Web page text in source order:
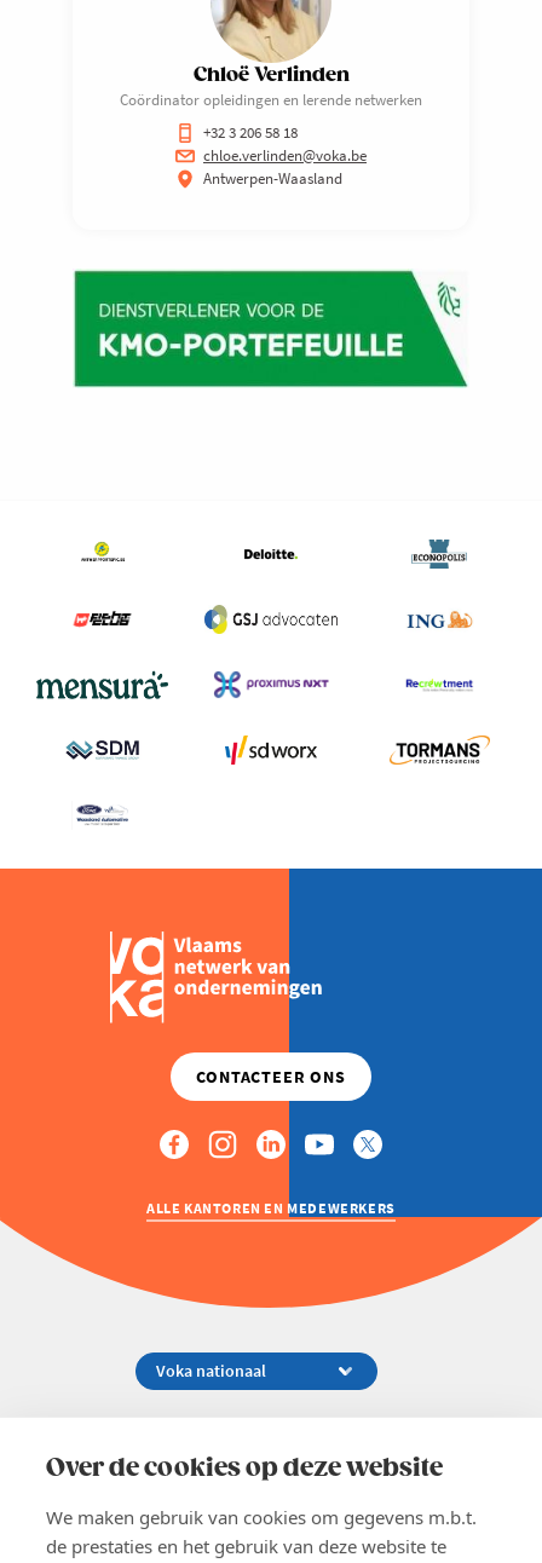
Over de cookies op deze website
We maken gebruik van cookies om gegevens m.b.t.
de prestaties en het gebruik van deze website te
Chloë Verlinden
Coördinator opleidingen en lerende netwerken
+32 3 206 58 18
chloe.verlinden@voka.be
Antwerpen-Waasland
ALLE KANTOREN EN MEDEWERKERS
02 229 81 11